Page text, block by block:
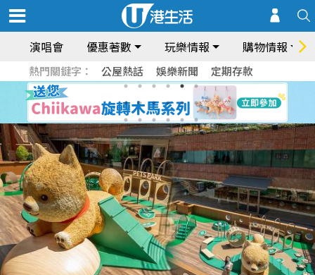
演唱會 優惠著數 玩樂情報 購物情報
熱門關鍵字： 公屋熱話 娛樂新聞 定期存款